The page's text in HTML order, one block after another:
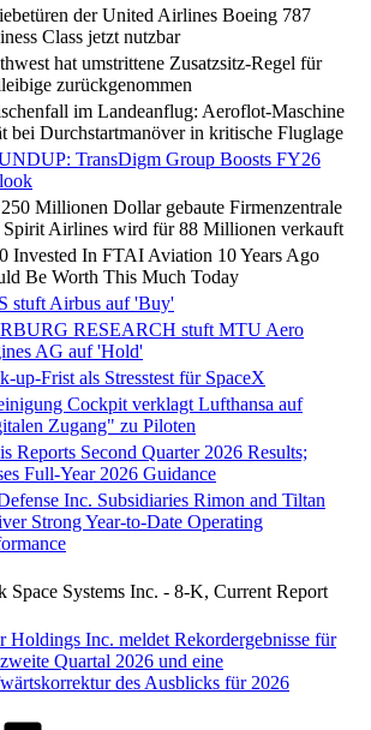
der United Airlines Boeing 787
Class jetzt nutzbar
hat umstrittene Zusatzsitz-Regel für
zurückgenommen
im Landeanflug: Aeroflot-Maschine
bei Durchstartmanöver in kritische Fluglage
TransDigm Group Boosts FY26
Millionen Dollar gebaute Firmenzentrale
Spirit Airlines wird für 88 Millionen verkauft
Invested In FTAI Aviation 10 Years Ago
Be Worth This Much Today
stuft Airbus auf 'Buy'
RESEARCH stuft MTU Aero
AG auf 'Hold'
up-Frist als Stresstest für SpaceX
Cockpit verklagt Lufthansa auf
Zugang" zu Piloten
Reports Second Quarter 2026 Results;
Full-Year 2026 Guidance
Inc. Subsidiaries Rimon and Tiltan
Strong Year-to-Date Operating
Space Systems Inc. - 8-K, Current Report
Holdings Inc. meldet Rekordergebnisse für
Quartal 2026 und eine
des Ausblicks für 2026